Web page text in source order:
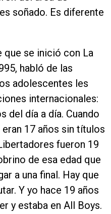
soñado. Es diferente
que se inició con La
habló de las
adolescentes les
internacionales:
del día a día. Cuando
17 años sin títulos
fueron 19
de esa edad que
a una final. Hay que
Y yo hace 19 años
y estaba en All Boys.